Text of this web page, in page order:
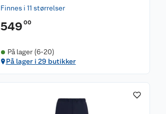
Finnes i 11 størrelser
549 00
På lager (6-20)
På lager i 29 butikker